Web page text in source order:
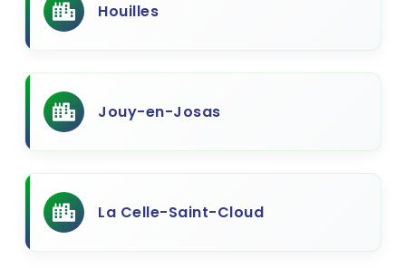
Houilles
Jouy-en-Josas
La Celle-Saint-Cloud